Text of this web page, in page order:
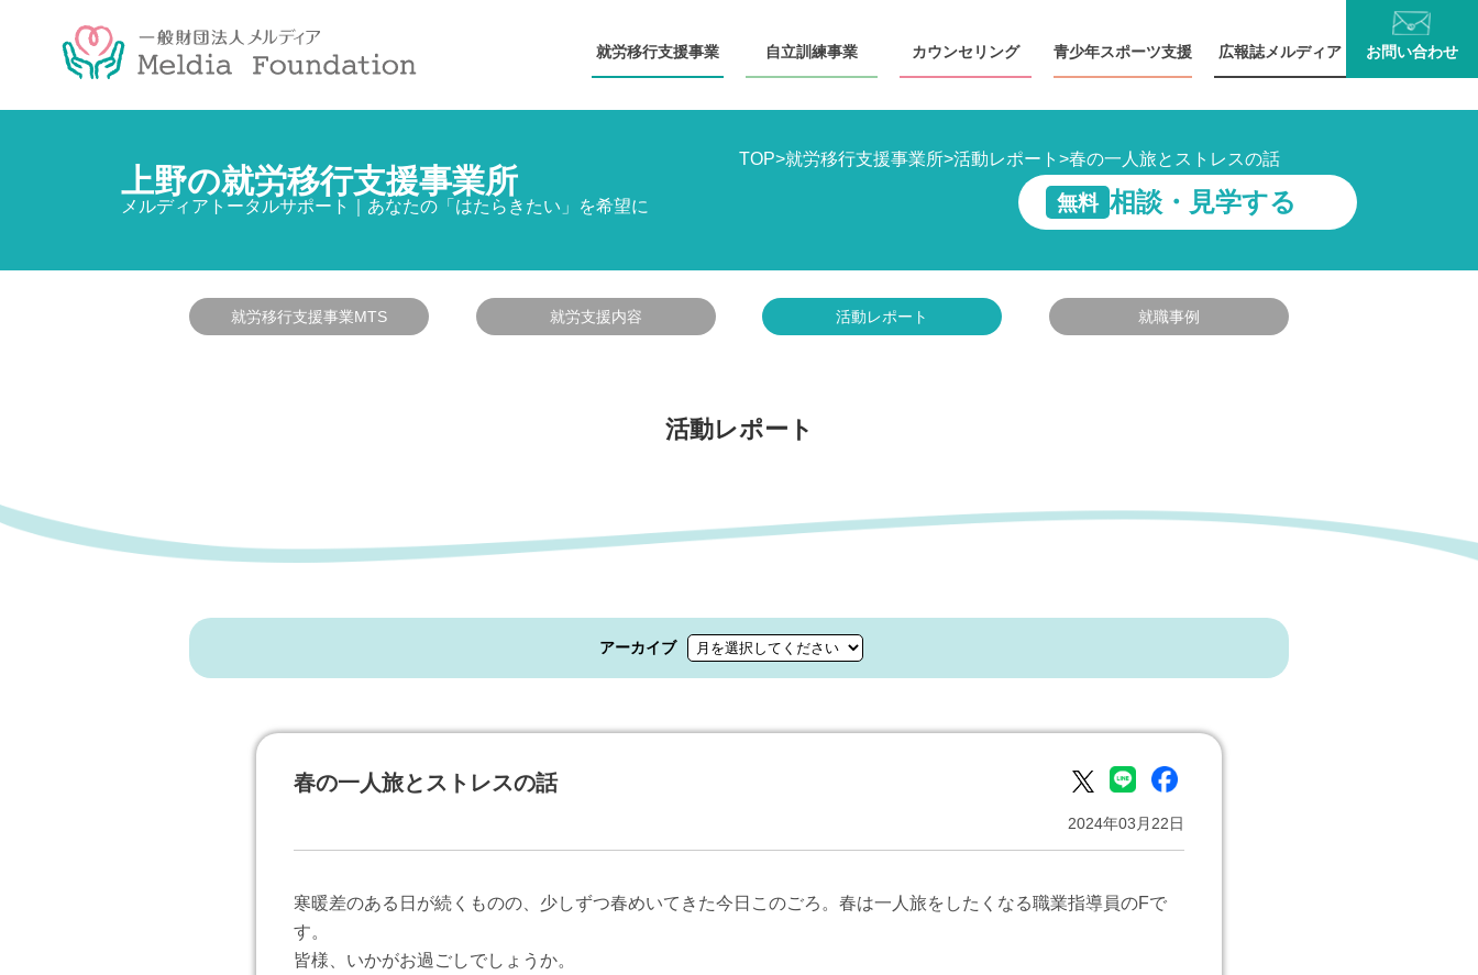
就労移行支援事業 自立訓練事業 カウンセ リング 青少年スポーツ支援 広報誌メルディア お問い合わせ
上野の就労移行支援事業所
メルディアトータルサポート｜あなたの「はたらきたい」を希望に
TOP>就労移行支援事業所>活動レポート >春の一人旅とストレスの話
無料 相談・見学する
就労移行支援事業MTS 就労支援内容 活動レポート 就職事例
活動レポート
アーカイブ
春の一人旅とストレスの話
2024年03月22日
寒暖差のある日が続くものの、少しずつ春めいてきた今日このごろ。春は一人旅をしたくなる職業指導員のFで
す。
皆様、いかがお過ごしでしょうか。